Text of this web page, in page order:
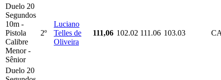
Duelo 20
Segundos
10m -
Pistola
Calibre
Menor -
Sênior
2º
Luciano
Telles de
Oliveira
111,06 102.02 111.06 103.03
Duelo 20